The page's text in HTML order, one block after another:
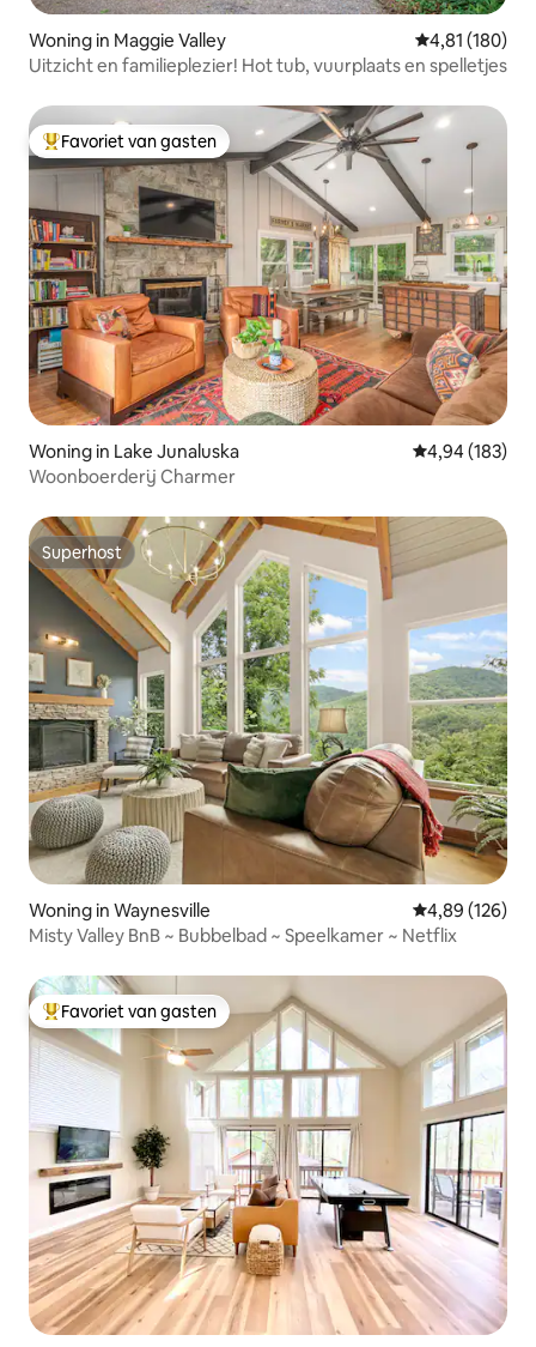
Woning in Maggie Valley Gemiddelde
4,81 (180)
Uitzicht en familieplezier! Hot tub, vuurplaats en spelletjes
Topfavoriet van gasten
Favoriet van gasten
Woning in Lake Junaluska Gemiddelde
4,94 (183)
Woonboerderij Charmer
Superhost
Superhost
Woning in Waynesville Gemiddelde
4,89 (126)
Misty Valley BnB ~ Bubbelbad ~ Speelkamer ~ Netflix
Topfavoriet van gasten
Favoriet van gasten